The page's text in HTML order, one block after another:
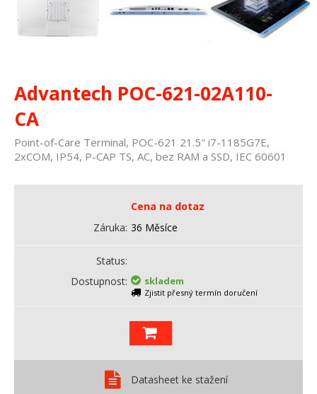
Advantech POC-621-02A110-
CA
Point-of-Care Terminal, POC-621 21.5" i7-1185G7E,
2xCOM, IP54, P-CAP TS, AC, bez RAM a SSD, IEC 60601
Cena na dotaz
Záruka 36 Měsíce
Status
Dostupnost
skladem
Zjistit přesný termín doručení
Datasheet ke stažení